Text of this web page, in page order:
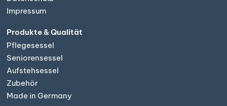
Impressum
Produkte & Qualität
Pflegesessel
Seniorensessel
Aufstehsessel
Zubehör
Made in Germany